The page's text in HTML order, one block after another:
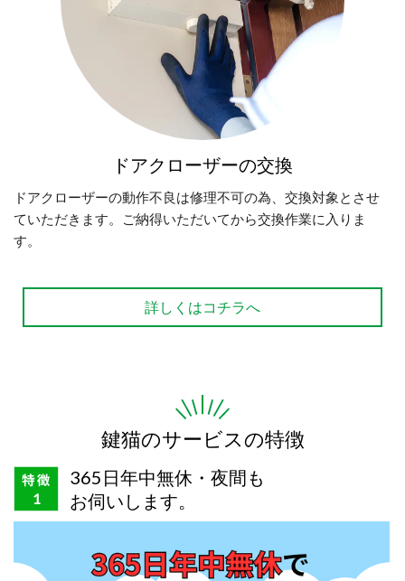
ドアクローザーの交換
ドアクローザーの動作不良は修理不可の為、交換対象とさせ
ていただきます。ご納得いただいてから交換作業に入りま
す。
詳しくはコチラへ
鍵猫のサービスの特徴
365日年中無休・夜間も
お伺いします。